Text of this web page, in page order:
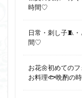
時間♡
日常・刺し子🧵
間♡
お花🌼初めての
お料理🐟晩酌の